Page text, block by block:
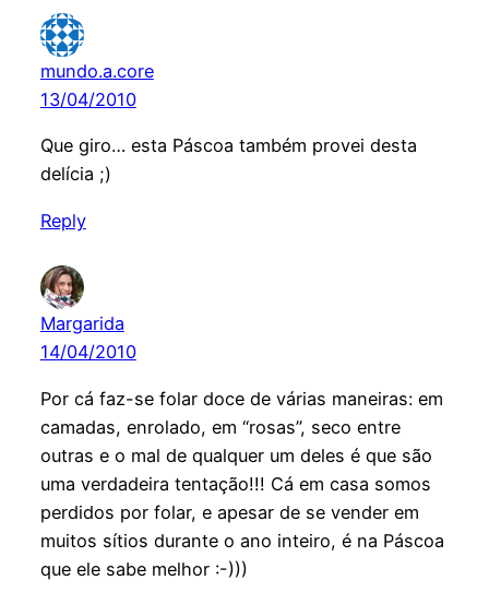
mundo.a.core
13/04/2010
Que giro… esta Páscoa também provei desta
delícia ;)
Reply
Margarida
14/04/2010
Por cá faz-se folar doce de várias maneiras: em
camadas, enrolado, em “rosas”, seco entre
outras e o mal de qualquer um deles é que são
uma verdadeira tentação!!! Cá em casa somos
perdidos por folar, e apesar de se vender em
muitos sítios durante o ano inteiro, é na Páscoa
que ele sabe melhor :-)))